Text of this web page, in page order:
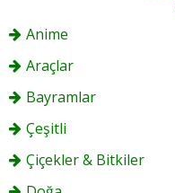
Anime
Araçlar
Bayramlar
Çeşitli
Çiçekler & Bitkiler